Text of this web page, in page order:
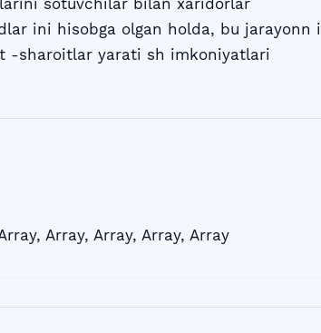
sotuvchilar bilan xaridorlar
ini hisobga olgan holda, bu jarayonn i
-sharoitlar yarati sh imkoniyatlari
, Array, Array, Array, Array